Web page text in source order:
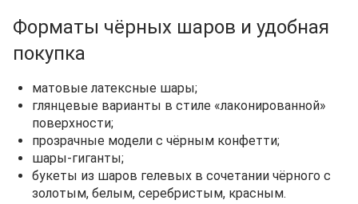
Форматы чёрных шаров и удобная
покупка
матовые латексные шары;
глянцевые варианты в стиле «лаконированной»
поверхности;
прозрачные модели с чёрным конфетти;
шары-гиганты;
букеты из шаров гелевых в сочетании чёрного с
золотым, белым, серебристым, красным.